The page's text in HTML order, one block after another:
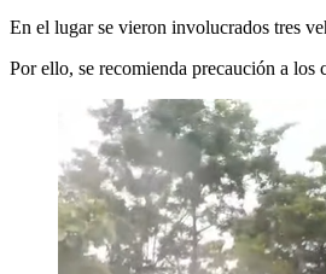
En el lugar se vieron involucrados tres
Por ello, se recomienda precaución a los